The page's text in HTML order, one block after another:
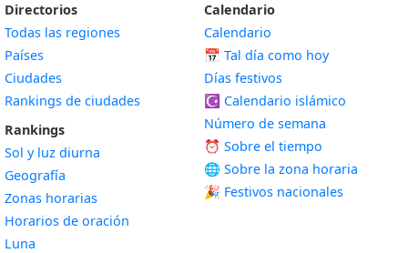
Directorios
Todas las regiones
Países
Ciudades
Rankings de ciudades
Rankings
Sol y luz diurna
Geografía
Zonas horarias
Horarios de oración
Luna
Calendario
Calendario
📅 Tal día como hoy
Días festivos
☪️ Calendario islámico
Número de semana
⏰ Sobre el tiempo
🌐 Sobre la zona horaria
🎉 Festivos nacionales